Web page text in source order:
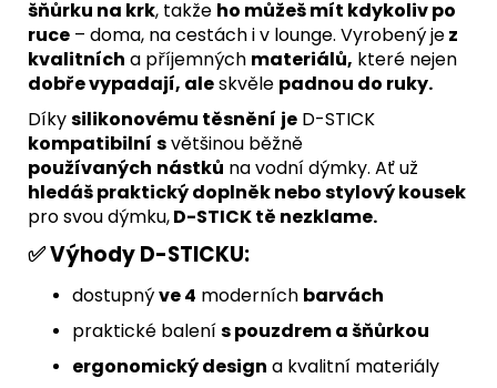
šňůrku na krk, takže ho můžeš mít kdykoliv po
ruce – doma, na cestách i v lounge. Vyrobený jez
kvalitních a příjemných materiálů, které nejen
dobře vypadají, aleskvěle padnou do ruky.
Díkysilikonovému těsnění je D-STICK
kompatibilní světšinou běžně
používaných nástků na vodní dýmky. Ať už
hledáš praktický doplněk nebo stylový kousek
pro svou dýmku,D-STICK tě nezklame.
✅ Výhody D-STICKU:
dostupnýve 4 moderních barvách
praktické balenís pouzdrem a šňůrkou
ergonomický design a kvalitní materiály